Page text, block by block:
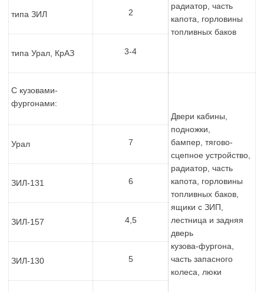
радиатор, часть
капота, горловины
топливных баков
типа ЗИЛ 2
типа Урал, КрАЗ 3-4
С кузовами-
фургонами:
Двери кабины,
подножки,
бампер, тягово-
сцепное устройство,
радиатор, часть
капота, горловины
топливных баков,
ящики с ЗИП,
лестница и задняя
дверь
кузова-фургона,
часть запасного
колеса, люки
Урал 7
ЗИЛ-131 6
ЗИЛ-157 4,5
ЗИЛ-130 5